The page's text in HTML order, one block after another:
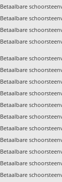
Betaalbare
Betaalbare
Betaalbare
Betaalbare
Betaalbare
Betaalbare
Betaalbare
Betaalbare
Betaalbare
Betaalbare
Betaalbare
Betaalbare
Betaalbare
Betaalbare
Betaalbare